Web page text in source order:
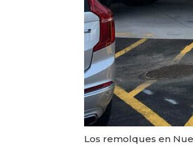
Los remolques en